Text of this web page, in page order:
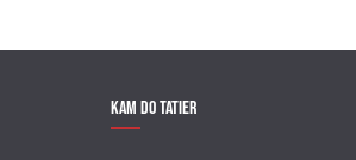
Kam do Tatier